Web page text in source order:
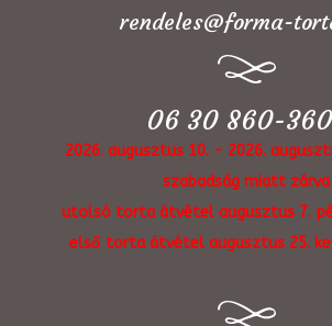
rendeles@forma-
06 30 860-
2026. augusztus 10. - 2026.
szabadság miatt zárva
utolsó torta átvétel augusztus 7.
első torta átvétel augusztus 25.